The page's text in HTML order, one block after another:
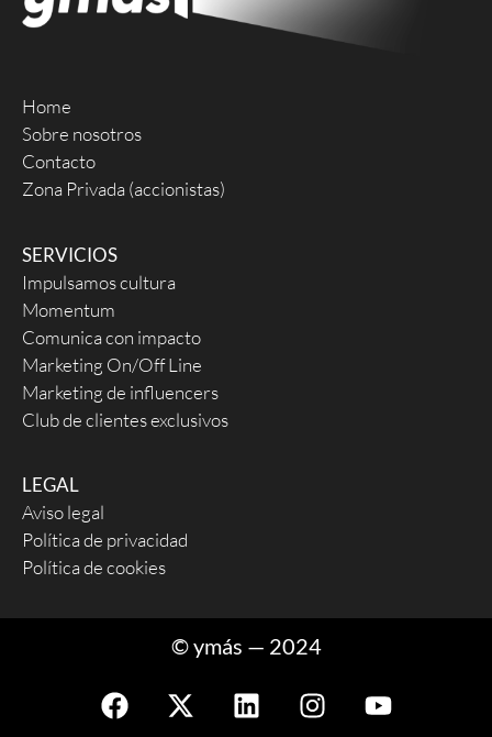
Home
Sobre nosotros
Contacto
Zona Privada (accionistas)
SERVICIOS
Impulsamos cultura
Momentum
Comunica con impacto
Marketing On/Off Line
Marketing de influencers
Club de clientes exclusivos
LEGAL
Aviso legal
Política de privacidad
Política de cookies
© ymás — 2024